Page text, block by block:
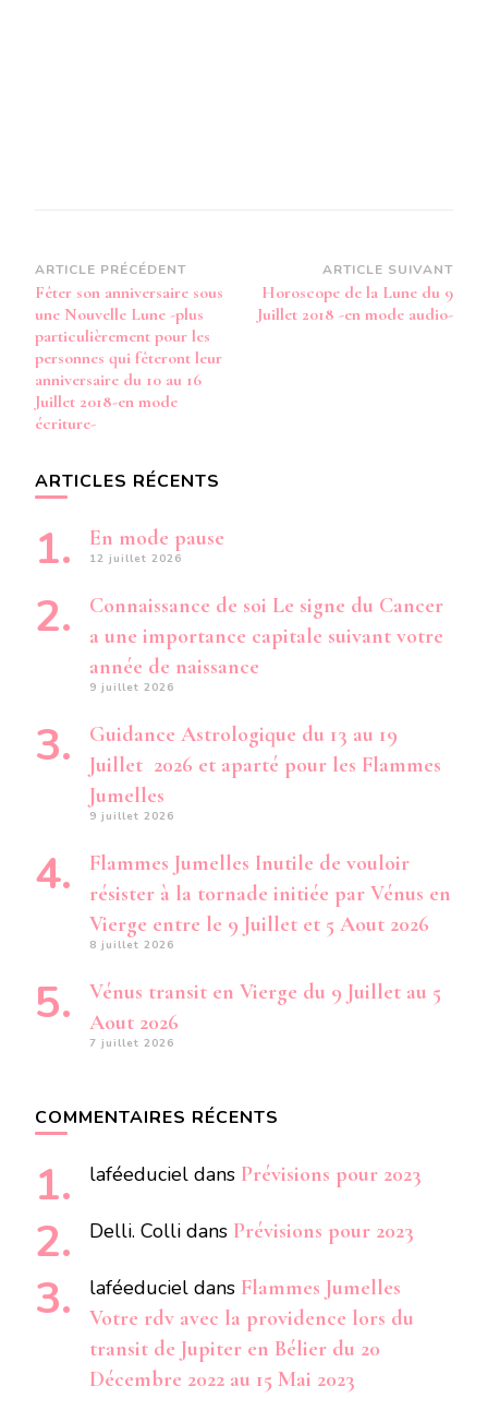
Navigation
d’article
ARTICLE PRÉCÉDENT
Fêter son anniversaire sous
une Nouvelle Lune -plus
particulièrement pour les
personnes qui fêteront leur
anniversaire du 10 au 16
Juillet 2018-en mode
écriture-
ARTICLE SUIVANT
Horoscope de la Lune du 9
Juillet 2018 -en mode audio-
ARTICLES RÉCENTS
En mode pause
12 juillet 2026
Connaissance de soi Le signe du Cancer
a une importance capitale suivant votre
année de naissance
9 juillet 2026
Guidance Astrologique du 13 au 19
Juillet 2026 et aparté pour les Flammes
Jumelles
9 juillet 2026
Flammes Jumelles Inutile de vouloir
résister à la tornade initiée par Vénus en
Vierge entre le 9 Juillet et 5 Aout 2026
8 juillet 2026
Vénus transit en Vierge du 9 Juillet au 5
Aout 2026
7 juillet 2026
COMMENTAIRES RÉCENTS
laféeduciel dans Prévisions pour 2023
Delli. Colli dans Prévisions pour 2023
laféeduciel dans Flammes Jumelles
Votre rdv avec la providence lors du
transit de Jupiter en Bélier du 20
Décembre 2022 au 15 Mai 2023